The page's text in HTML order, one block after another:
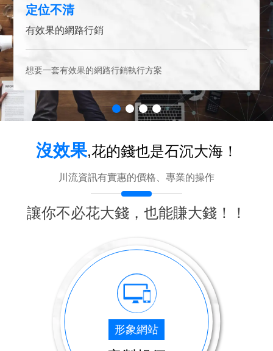
1
0
定位不清
有效果的網路行銷
想要一套有效果的網路行銷執行方案
沒效果,花的錢也是石沉大海！
川流資訊有實惠的價格、專業的操作
讓你不必花大錢，也能賺大錢！！
形象網站